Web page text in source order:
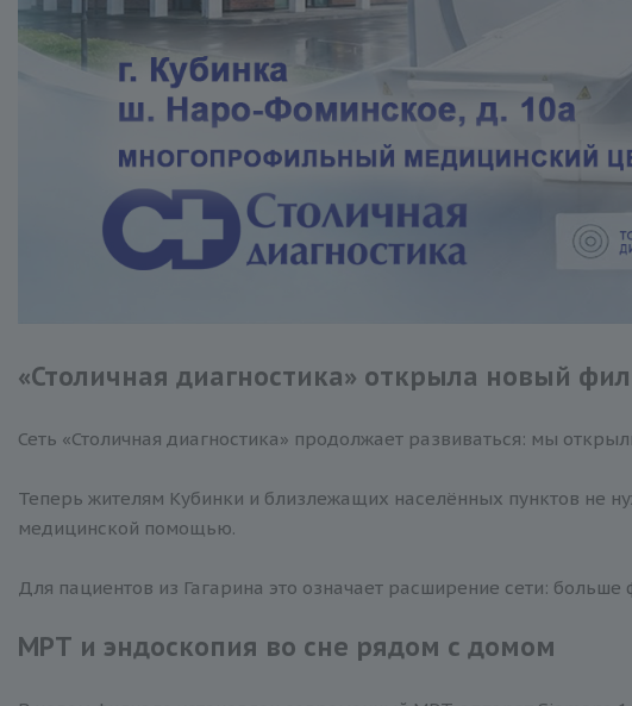
«Столичная диагностика» открыла новый
Сеть «Столичная диагностика» продолжает развиваться: мы
Теперь жителям Кубинки и близлежащих населённых пунктов не
медицинской помощью.
Для пациентов из Гагарина это означает расширение сети:
МРТ и эндоскопия во сне рядом с домом